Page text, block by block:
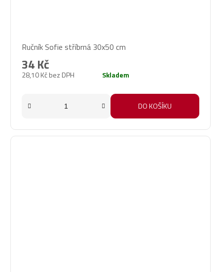
Ručník Sofie stříbrná 30x50 cm
28,10 Kč bez DPH
34 Kč
Skladem
DO KOŠÍKU